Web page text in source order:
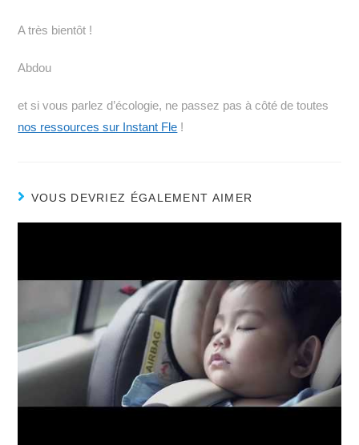
A très bientôt !
Abdou
et si vous parlez d’écologie, ne passez pas à côté de toutes
nos ressources sur Instant Fle !
VOUS DEVRIEZ ÉGALEMENT AIMER